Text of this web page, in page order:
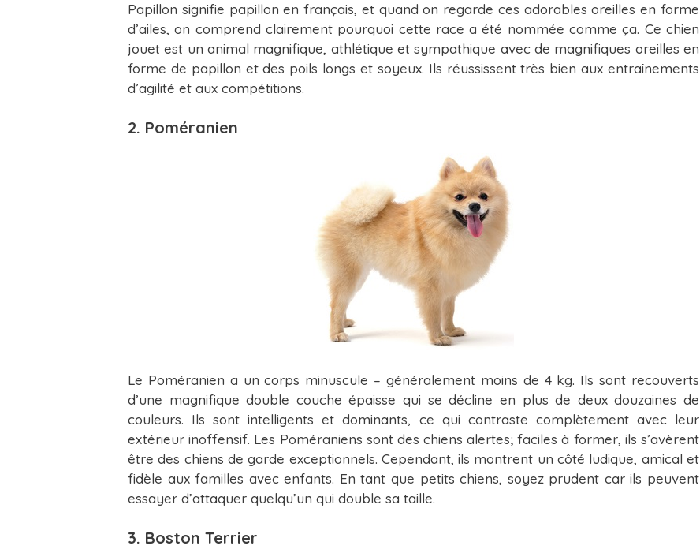
Papillon signifie papillon en français, et quand on regarde ces adorables oreilles en forme
d’ailes, on comprend clairement pourquoi cette race a été nommée comme ça. Ce chien
jouet est un animal magnifique, athlétique et sympathique avec de magnifiques oreilles en
forme de papillon et des poils longs et soyeux. Ils réussissent très bien aux entraînements
d’agilité et aux compétitions.
2. Poméranien
Le Poméranien a un corps minuscule – généralement moins de 4 kg. Ils sont recouverts
d’une magnifique double couche épaisse qui se décline en plus de deux douzaines de
couleurs. Ils sont intelligents et dominants, ce qui contraste complètement avec leur
extérieur inoffensif. Les Poméraniens sont des chiens alertes; faciles à former, ils s’avèrent
être des chiens de garde exceptionnels. Cependant, ils montrent un côté ludique, amical et
fidèle aux familles avec enfants. En tant que petits chiens, soyez prudent car ils peuvent
essayer d’attaquer quelqu’un qui double sa taille.
3. Boston Terrier